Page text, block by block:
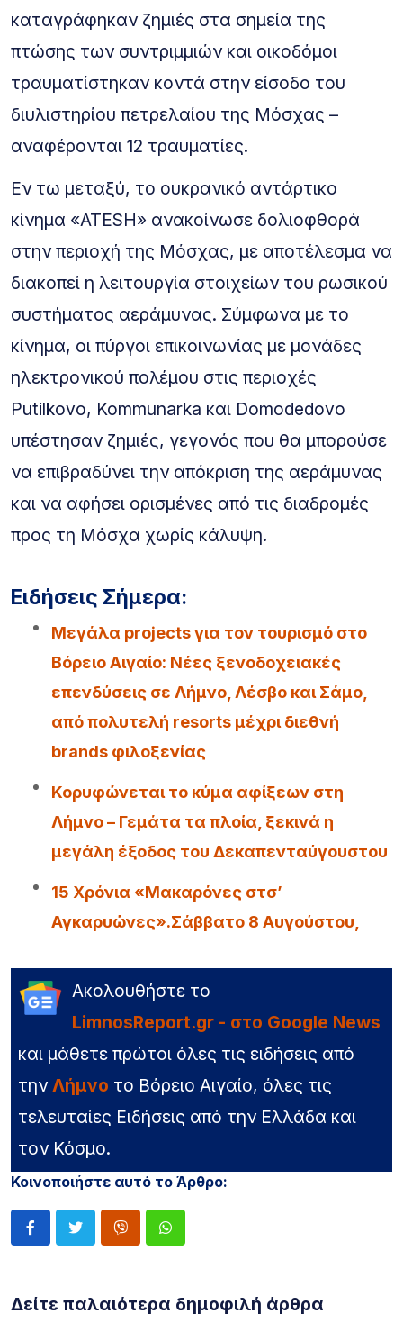
καταγράφηκαν ζημιές στα σημεία της
πτώσης των συντριμμιών και οικοδόμοι
τραυματίστηκαν κοντά στην είσοδο του
διυλιστηρίου πετρελαίου της Μόσχας –
αναφέρονται 12 τραυματίες.
Εν τω μεταξύ, το ουκρανικό αντάρτικο
κίνημα «ATESH» ανακοίνωσε δολιοφθορά
στην περιοχή της Μόσχας, με αποτέλεσμα να
διακοπεί η λειτουργία στοιχείων του ρωσικού
συστήματος αεράμυνας. Σύμφωνα με το
κίνημα, οι πύργοι επικοινωνίας με μονάδες
ηλεκτρονικού πολέμου στις περιοχές
Putilkovo, Kommunarka και Domodedovo
υπέστησαν ζημιές, γεγονός που θα μπορούσε
να επιβραδύνει την απόκριση της αεράμυνας
και να αφήσει ορισμένες από τις διαδρομές
προς τη Μόσχα χωρίς κάλυψη.
Ειδήσεις Σήμερα:
Μεγάλα projects για τον τουρισμό στο
Βόρειο Αιγαίο: Νέες ξενοδοχειακές
επενδύσεις σε Λήμνο, Λέσβο και Σάμο,
από πολυτελή resorts μέχρι διεθνή
brands φιλοξενίας
Κορυφώνεται το κύμα αφίξεων στη
Λήμνο – Γεμάτα τα πλοία, ξεκινά η
μεγάλη έξοδος του Δεκαπενταύγουστου
15 Χρόνια «Μακαρόνες στσ’
Αγκαρυώνες».Σάββατο 8 Αυγούστου,
Ακολουθήστε το
LimnosReport.gr - στο Google News
και μάθετε πρώτοι όλες τις ειδήσεις από
την Λήμνο το Βόρειο Αιγαίο, όλες τις
τελευταίες Ειδήσεις από την Ελλάδα και
τον Κόσμο.
Κοινοποιήστε αυτό το Άρθρο:
Δείτε παλαιότερα δημοφιλή άρθρα